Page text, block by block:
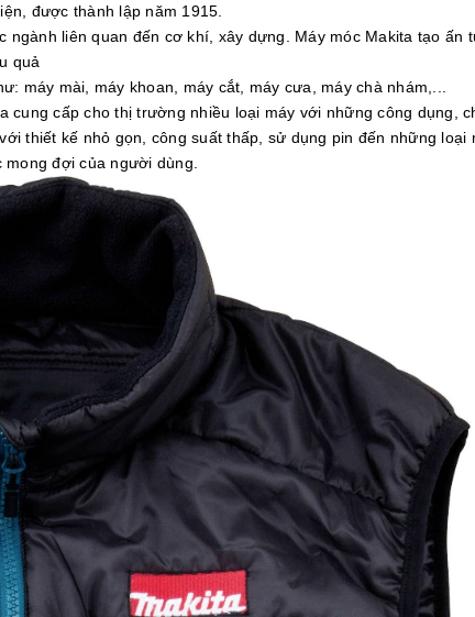
được thành lập năm 1915.
liên quan đến cơ khí, xây dựng. Máy móc Makita tạo ấn
quả
máy mài, máy khoan, máy cắt, máy cưa, máy chà nhám,...
cấp cho thị trường nhiều loại máy với những công dụng,
thiết kế nhỏ gọn, công suất thấp, sử dụng pin đến những loại
đợi của người dùng.